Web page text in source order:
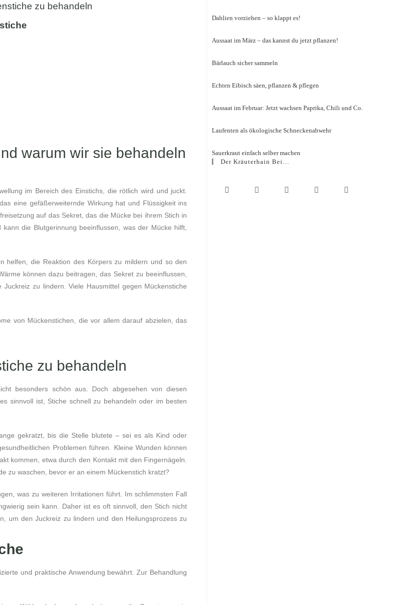
zu behandeln
warum wir sie behandeln
im Bereich des Einstichs, die rötlich wird und juckt.
eine gefäßerweiternde Wirkung hat und Flüssigkeit ins
auf das Sekret, das die Mücke bei ihrem Stich in
die Blutgerinnung beeinflussen, was der Mücke hilft,
helfen, die Reaktion des Körpers zu mildern und so den
können dazu beitragen, das Sekret zu beeinflussen,
zu lindern. Viele Hausmittel gegen Mückenstiche
von Mückenstichen, die vor allem darauf abzielen, das
zu behandeln
besonders schön aus. Doch abgesehen von diesen
sinnvoll ist, Stiche schnell zu behandeln oder im besten
gekratzt, bis die Stelle blutete – sei es als Kind oder
Problemen führen. Kleine Wunden können
kommen, etwa durch den Kontakt mit den Fingernägeln.
zu waschen, bevor er an einem Mückenstich kratzt?
was zu weiteren Irritationen führt. Im schlimmsten Fall
sein kann. Daher ist es oft sinnvoll, den Stich nicht
um den Juckreiz zu lindern und den Heilungsprozess zu
und praktische Anwendung bewährt. Zur Behandlung
Dahlien vorziehen – so klappt es!
Aussaat im März – das kannst du jetzt pflanzen!
Bärlauch sicher sammeln
Echten Eibisch säen, pflanzen & pflegen
Aussaat im Februar: Jetzt wachsen Paprika, Chili und Co.
Laufenten als ökologische Schneckenabwehr
Sauerkraut einfach selber machen
Der Kräuterhain Bei…